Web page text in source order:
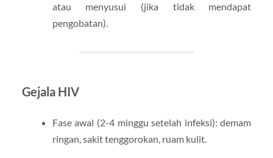
atau menyusui (jika tidak mendapat
pengobatan).
Gejala HIV
Fase awal (2-4 minggu setelah infeksi): demam
ringan, sakit tenggorokan, ruam kulit.